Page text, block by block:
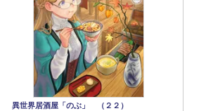
異世界居酒屋「のぶ」 （２２）